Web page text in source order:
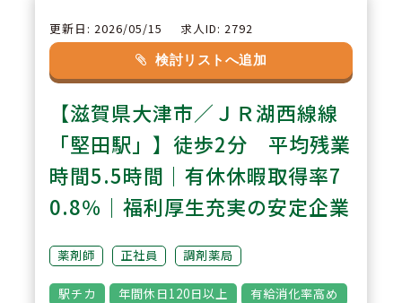
支給あり。
POINT2
【ワークライフバランスを目指せ
る環境】
年間休日120日以上、有給休暇の
取得日数平均は12.9日。また残業
についても全社平均5.5時間／月
とオンオフのメリハリのつけやす
更新日: 2026/05/15 求人ID: 2792
検討リストへ追加
【滋賀県大津市／ＪＲ湖西線線
「堅田駅」】徒歩2分 平均残業
時間5.5時間｜有休休暇取得率7
0.8％｜福利厚生充実の安定企業
薬剤師 正社員 調剤薬局
駅チカ 年間休日120日以上
有給消化率高め